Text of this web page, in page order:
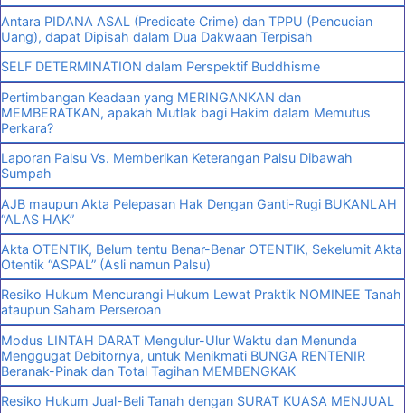
Antara PIDANA ASAL (Predicate Crime) dan TPPU (Pencucian
Uang), dapat Dipisah dalam Dua Dakwaan Terpisah
SELF DETERMINATION dalam Perspektif Buddhisme
Pertimbangan Keadaan yang MERINGANKAN dan
MEMBERATKAN, apakah Mutlak bagi Hakim dalam Memutus
Perkara?
Laporan Palsu Vs. Memberikan Keterangan Palsu Dibawah
Sumpah
AJB maupun Akta Pelepasan Hak Dengan Ganti-Rugi BUKANLAH
“ALAS HAK”
Akta OTENTIK, Belum tentu Benar-Benar OTENTIK, Sekelumit Akta
Otentik “ASPAL” (Asli namun Palsu)
Resiko Hukum Mencurangi Hukum Lewat Praktik NOMINEE Tanah
ataupun Saham Perseroan
Modus LINTAH DARAT Mengulur-Ulur Waktu dan Menunda
Menggugat Debitornya, untuk Menikmati BUNGA RENTENIR
Beranak-Pinak dan Total Tagihan MEMBENGKAK
Resiko Hukum Jual-Beli Tanah dengan SURAT KUASA MENJUAL